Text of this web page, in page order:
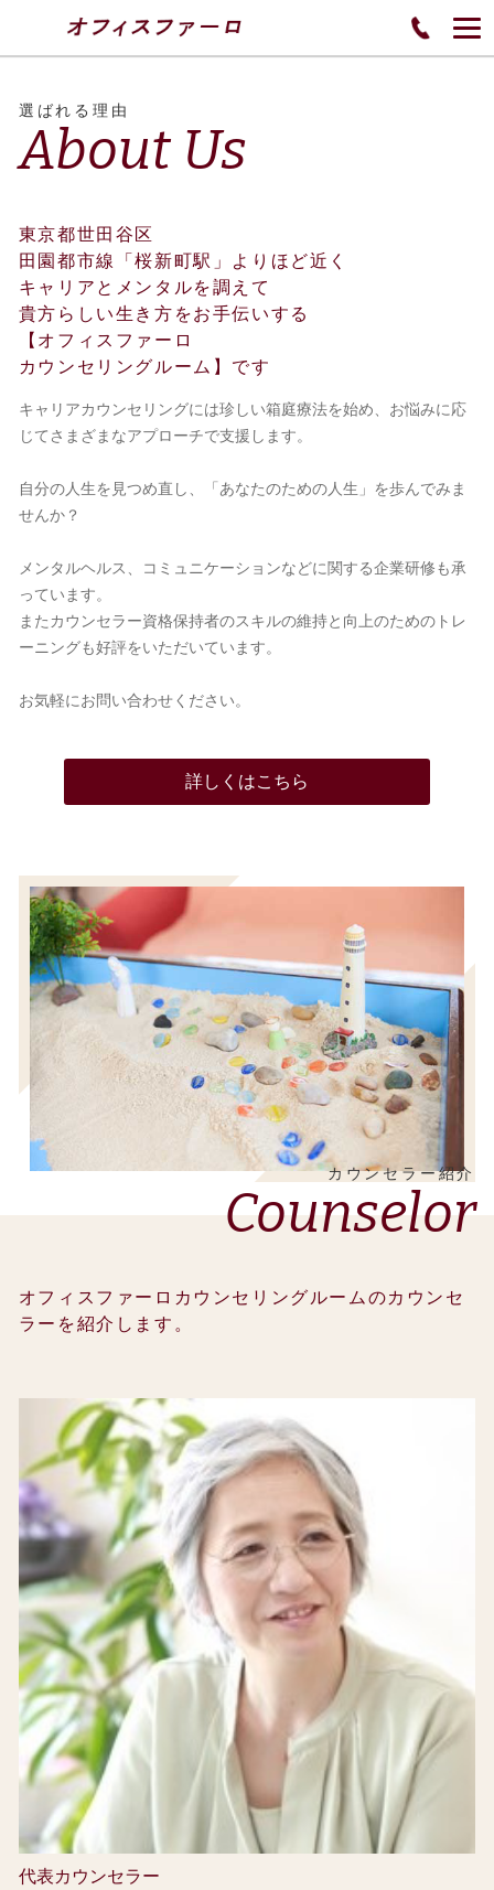
選ばれる理由
About Us
東京都世田谷区
田園都市線「桜新町駅」よりほど近く
キャリアとメンタルを調えて
貴方らしい生き方をお手伝いする
【オフィスファーロ
カウンセリングルーム】です
キャリアカウンセリングには珍しい箱庭療法を始め、お悩みに応
じてさまざまなアプローチで支援します。
自分の人生を見つめ直し、「あなたのための人生」を歩んでみま
せんか？
メンタルヘルス、コミュニケーションなどに関する企業研修も承
っています。
またカウンセラー資格保持者のスキルの維持と向上のためのトレ
ーニングも好評をいただいています。
お気軽にお問い合わせください。
詳しくはこちら
カウンセラー紹介
Counselor
オフィスファーロカウンセリングルームのカウンセ
ラーを紹介します。
代表カウンセラー